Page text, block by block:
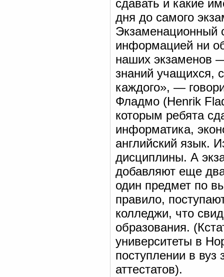
сдавать и какие
дня до самого
Экзаменационный
информацией ни
наших экзаменов
знаний учащихся,
каждого», —
Фладмо (Henrik
которым ребята
информатика,
английский язык.
дисциплины. А
добавляют еще
один предмет по
правило,
колледжи, что
образования.
университеты в
поступлении в вуз
аттестатов).